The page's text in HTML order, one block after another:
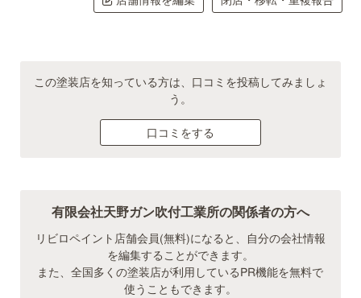
この塗装店を知っている方は、口コミを投稿してみましょ
う。
口コミをする
有限会社天野ガン吹付工業所の関係者の方へ
リビロペイント店舗会員(無料)になると、自分の会社情報
を編集することができます。
また、全国多くの塗装店が利用しているPR機能を無料で
使うこともできます。